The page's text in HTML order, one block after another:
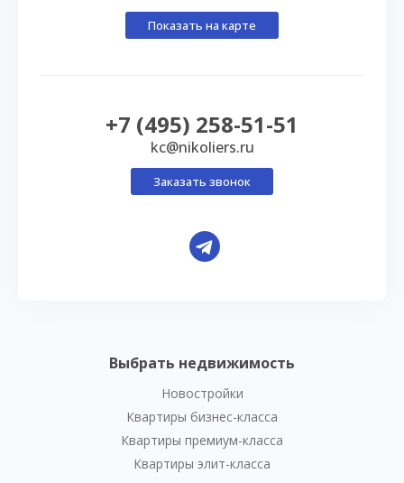
Выбрать недвижимость
Новостройки
Квартиры бизнес-класса
Квартиры премиум-класса
Квартиры элит-класса
Показать на карте
+7 (495) 258-51-51
kc@nikoliers.ru
Заказать звонок